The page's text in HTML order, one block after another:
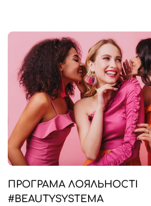
ПРОГРАМА ЛОЯЛЬНОСТІ
#BEAUTYSYSTEMA